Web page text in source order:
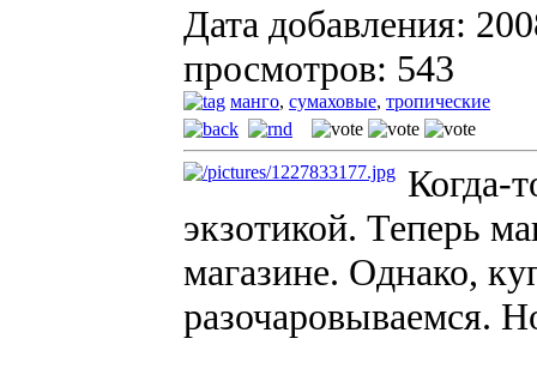
Дата добавления:
просмотров: 543
манго, сумаховые, тропические
Когда-
экзотикой. Теперь
магазине. Однако,
разочаровываемся.